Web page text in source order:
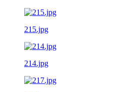
215.jpg
214.jpg